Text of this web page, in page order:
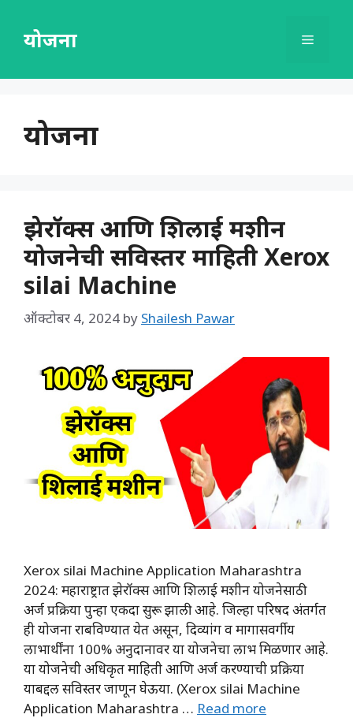
contentयोजना Menu
योजना
झेरॉक्स आणि शिलाई मशीन
योजनेची सविस्तर माहिती Xerox
silai Machine
ऑक्टोबर 4, 2024 by Shailesh Pawar
Xerox silai Machine Application Maharashtra
2024: महाराष्ट्रात झेरॉक्स आणि शिलाई मशीन योजनेसाठी
अर्ज प्रक्रिया पुन्हा एकदा सुरू झाली आहे. जिल्हा परिषद अंतर्गत
ही योजना राबविण्यात येत असून, दिव्यांग व मागासवर्गीय
लाभार्थींना 100% अनुदानावर या योजनेचा लाभ मिळणार आहे.
या योजनेची अधिकृत माहिती आणि अर्ज करण्याची प्रक्रिया
याबद्दल सविस्तर जाणून घेऊया. (Xerox silai Machine
Application Maharashtra … Read more